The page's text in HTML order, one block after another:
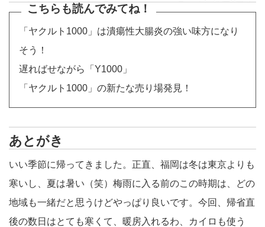
こちらも読んでみてね！
「ヤクルト1000」は潰瘍性大腸炎の強い味方になり
そう！
遅ればせながら「Y1000」
「ヤクルト1000」の新たな売り場発見！
あとがき
いい季節に帰ってきました。正直、福岡は冬は東京よりも
寒いし、夏は暑い（笑）梅雨に入る前のこの時期は、どの
地域も一緒だと思うけどやっぱり良いです。今回、帰省直
後の数日はとても寒くて、暖房入れるわ、カイロも使う